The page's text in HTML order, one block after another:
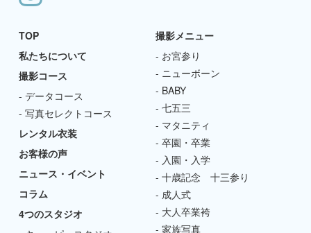
TOP
私たちについて
撮影コース
データコース
写真セレクトコース
レンタル衣装
お客様の声
ニュース・イベント
コラム
4つのスタジオ
撮影メニュー
お宮参り
ニューボーン
BABY
七五三
マタニティ
卒園・卒業
入園・入学
十歳記念 十三参り
成人式
大人卒業袴
家族写真